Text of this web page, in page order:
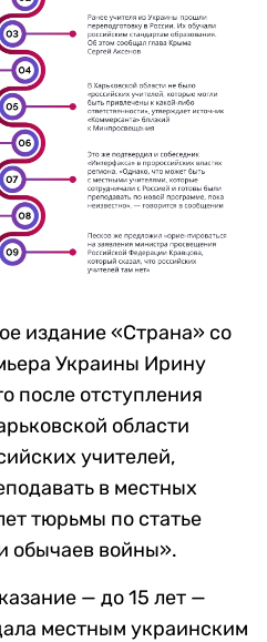
издание «Страна» со
Украины Ирину
после отступления
области
учителей,
в местных
тюрьмы по статье
обычаев войны».
— до 15 лет —
местным украинским